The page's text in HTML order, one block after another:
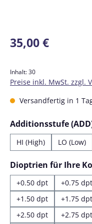
Regulärer Preis:
35,00 €
Inhalt:30
Preise inkl. MwSt. zzgl.
Versandfertig in 1
Additionsstufe
HI (High) LO (Low)
Dioptrien für Ihre
+0.50 dpt +0.75 dpt
+1.50 dpt
+1.75 dpt
+2.50 dpt
+2.75 dpt